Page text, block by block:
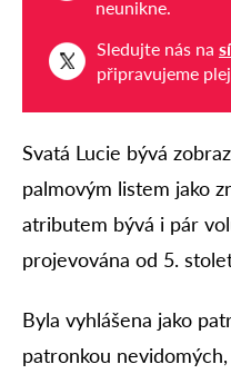
neunikne.
Sledujte nás na
připravujeme
Svatá Lucie bývá
palmovým listem jako
atributem bývá i pár
projevována od 5.
Byla vyhlášena jako
patronkou